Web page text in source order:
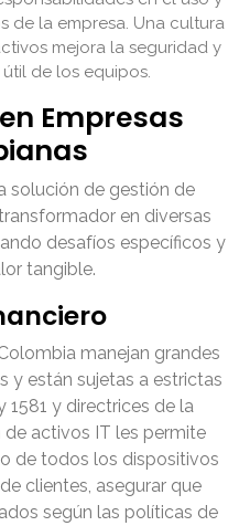
de la empresa. Una cultura
mejora la seguridad y
de los equipos.
Empresas
solución de gestión de
en diversas
desafíos específicos y
tangible.
manejan grandes
y están sujetas a estrictas
1581 y directrices de la
de activos IT les permite
de todos los dispositivos
clientes, asegurar que
según las políticas de